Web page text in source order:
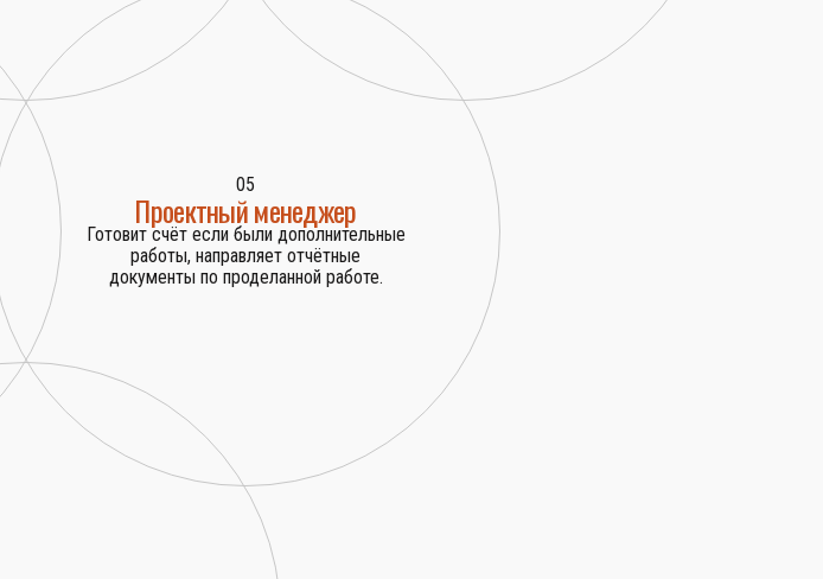
05
Проектный менеджер
Готовит счёт если были дополнительные
работы, направляет отчётные
документы по проделанной работе.